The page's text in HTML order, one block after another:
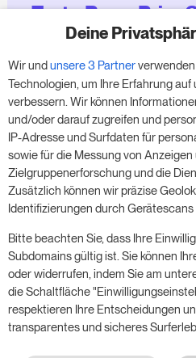
Teste
Zimmer
Nutze unsere 14-tägige
deinen Umsatz jetzt –
Buche einen Termin, um
tägige Testphase zu
Ein Meeting buchen
Deine
Wir undunsere 3 Partner
Technologien, um Ihre Erfahrung auf
verbessern. Wir können
und/oder darauf zugreifen und
IP-Adresse und Surfdaten für
sowie für die Messung von
Zielgruppenerforschung und die
Zusätzlich können wir präzise
Identifizierungen durch
Bitte beachten Sie, dass Ihre
Subdomains gültig ist. Sie können
oder widerrufen, indem Sie am
die Schaltfläche
respektieren Ihre Entscheidungen
transparentes und sicheres